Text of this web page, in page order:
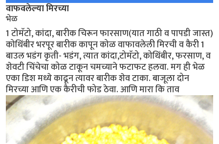
वाफवलेल्या मिरच्या
भेळ
1 टोमॅटो, कांदा, बारीक चिरून फारसाण(यात गाठी व पापडी जास्त)
कोथिंबीर भरपूर बारीक कापून कोळ वाफावलेली मिरची व कैरी 1
बाउल भडंग कृती- भडंग, त्यात कांदा,टोमॅटो, कोथिंबीर, फरसाण, व
शेवटी चिंचेचा कोळ टाकून चमच्याने फटाफट हलवा. मग ही भेळ
एका डिश मध्ये काढून त्यावर बारीक शेव टाका. बाजूला दोन
मिरच्या आणि एक कैरीची फोड ठेवा. आणि मारा कि ताव